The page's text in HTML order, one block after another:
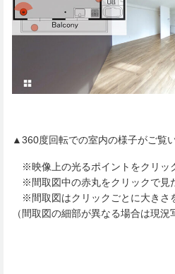
▲360度回転での室内の様子がご覧
※映像上の光るポイントをクリッ
※間取図中の赤丸をクリックで見
※間取図はクリックごとに大きさ
（間取図の細部が異なる場合は現況